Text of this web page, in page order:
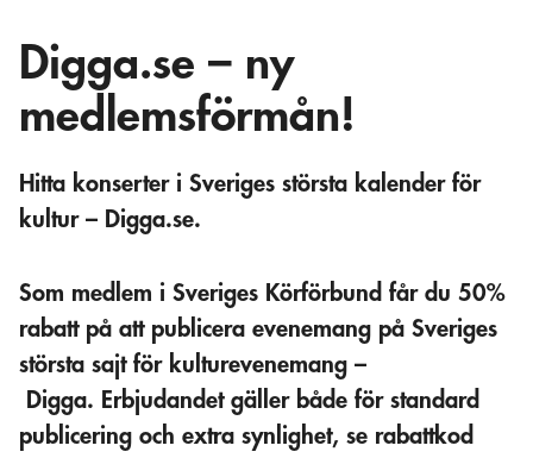
Digga.se – ny
medlemsförmån!
Hitta konserter i Sveriges största kalender för
kultur– Digga.se.
Som medlem i Sveriges Körförbund får du 50%
rabattpå att publicera evenemang på Sveriges
största sajt för kulturevenemang –
Digga. Erbjudandet gäller både för standard
publicering och extra synlighet, se rabattkod